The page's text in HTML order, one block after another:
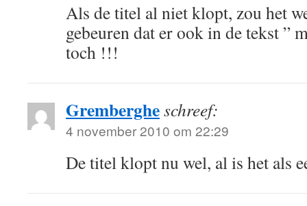
Als de titel al niet klopt, zou het
gebeuren dat er ook in de tekst
toch !!!
Grembergheschreef:
4 november 2010 om 22:29
De titel klopt nu wel, al is het als